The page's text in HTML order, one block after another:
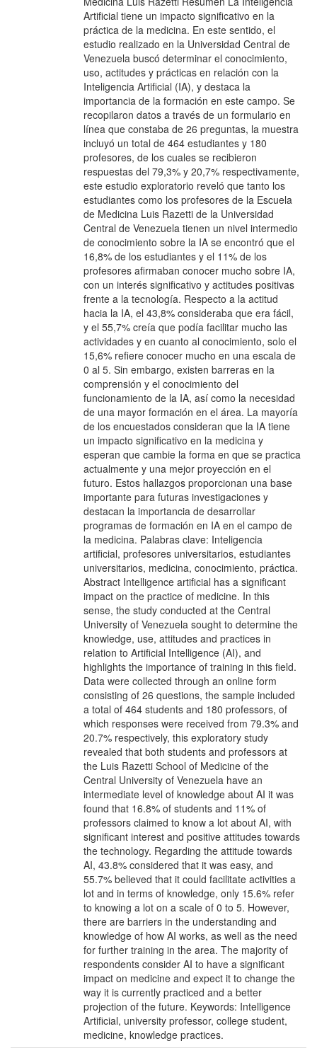
Artificial tiene un impacto significativo en la
práctica de la medicina. En este sentido, el
estudio realizado en la Universidad Central de
Venezuela buscó determinar el conocimiento,
uso, actitudes y prácticas en relación con la
Inteligencia Artificial (IA), y destaca la
importancia de la formación en este campo. Se
recopilaron datos a través de un formulario en
línea que constaba de 26 preguntas, la muestra
incluyó un total de 464 estudiantes y 180
profesores, de los cuales se recibieron
respuestas del 79,3% y 20,7% respectivamente,
este estudio exploratorio reveló que tanto los
estudiantes como los profesores de la Escuela
de Medicina Luis Razetti de la Universidad
Central de Venezuela tienen un nivel intermedio
de conocimiento sobre la IA se encontró que el
16,8% de los estudiantes y el 11% de los
profesores afirmaban conocer mucho sobre IA,
con un interés significativo y actitudes positivas
frente a la tecnología. Respecto a la actitud
hacia la IA, el 43,8% consideraba que era fácil,
y el 55,7% creía que podía facilitar mucho las
actividades y en cuanto al conocimiento, solo el
15,6% refiere conocer mucho en una escala de
0 al 5. Sin embargo, existen barreras en la
comprensión y el conocimiento del
funcionamiento de la IA, así como la necesidad
de una mayor formación en el área. La mayoría
de los encuestados consideran que la IA tiene
un impacto significativo en la medicina y
esperan que cambie la forma en que se practica
actualmente y una mejor proyección en el
futuro. Estos hallazgos proporcionan una base
importante para futuras investigaciones y
destacan la importancia de desarrollar
programas de formación en IA en el campo de
la medicina. Palabras clave: Inteligencia
artificial, profesores universitarios, estudiantes
universitarios, medicina, conocimiento, práctica.
Abstract Intelligence artificial has a significant
impact on the practice of medicine. In this
sense, the study conducted at the Central
University of Venezuela sought to determine the
knowledge, use, attitudes and practices in
relation to Artificial Intelligence (AI), and
highlights the importance of training in this field.
Data were collected through an online form
consisting of 26 questions, the sample included
a total of 464 students and 180 professors, of
which responses were received from 79.3% and
20.7% respectively, this exploratory study
revealed that both students and professors at
the Luis Razetti School of Medicine of the
Central University of Venezuela have an
intermediate level of knowledge about AI it was
found that 16.8% of students and 11% of
professors claimed to know a lot about AI, with
significant interest and positive attitudes towards
the technology. Regarding the attitude towards
AI, 43.8% considered that it was easy, and
55.7% believed that it could facilitate activities a
lot and in terms of knowledge, only 15.6% refer
to knowing a lot on a scale of 0 to 5. However,
there are barriers in the understanding and
knowledge of how AI works, as well as the need
for further training in the area. The majority of
respondents consider AI to have a significant
impact on medicine and expect it to change the
way it is currently practiced and a better
projection of the future. Keywords: Intelligence
Artificial, university professor, college student,
medicine, knowledge practices.